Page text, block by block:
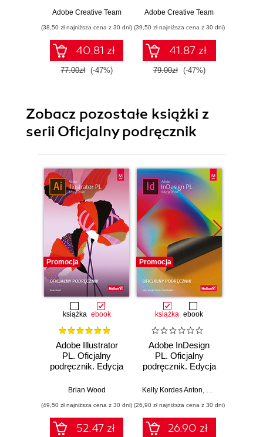
Adobe Creative Team
(38,50 zł najniższa cena z 30 dni)
40.81 zł
77.00zł (-47%)
Adobe Creative Team
(39,50 zł najniższa cena z 30 dni)
41.87 zł
79.00zł (-47%)
Zobacz pozostałe książki z
serii Oficjalny podręcznik
Promocja
książka ebook
Adobe Illustrator
PL. Oficjalny
podręcznik. Edycja
Brian Wood
(49,50 zł najniższa cena z 30 dni)
52.47 zł
Promocja
książka ebook
Adobe InDesign
PL. Oficjalny
podręcznik. Edycja
Kelly Kordes Anton, Tina DeJarld
(26,90 zł najniższa cena z 30 dni)
26.90 zł